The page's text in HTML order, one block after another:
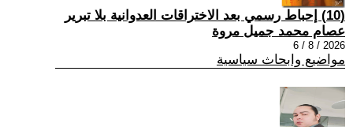
(10) إحباط رسمي بعد الاختراقات العدوانية بلا تبرير
عصام محمد جميل مروة
2026 / 8 / 6
مواضيع وابحاث سياسية